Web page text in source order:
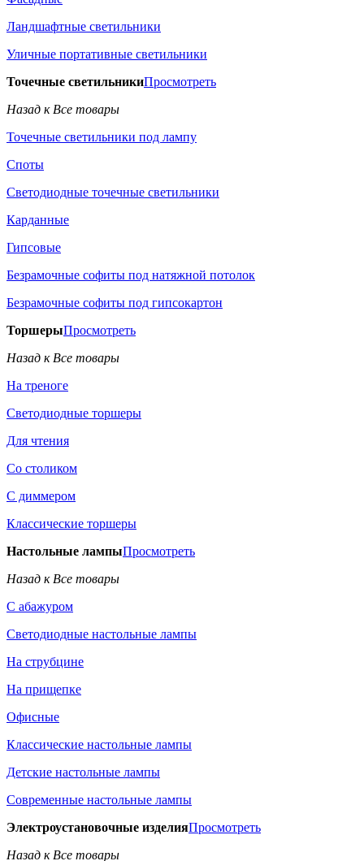
Ландшафтные светильники
Уличные портативные светильники
Точечные светильникиПросмотреть
Назад к Все товары
Точечные светильники под лампу
Споты
Светодиодные точечные светильники
Карданные
Гипсовые
Безрамочные софиты под натяжной потолок
Безрамочные софиты под гипсокартон
ТоршерыПросмотреть
Назад к Все товары
На треноге
Светодиодные торшеры
Для чтения
Со столиком
С диммером
Классические торшеры
Настольные лампыПросмотреть
Назад к Все товары
С абажуром
Светодиодные настольные лампы
На струбцине
На прищепке
Офисные
Классические настольные лампы
Детские настольные лампы
Современные настольные лампы
Электроустановочные изделияПросмотреть
Назад к Все товары